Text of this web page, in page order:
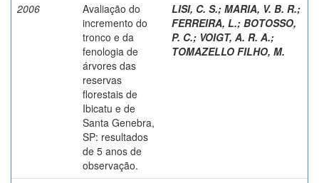
2006
Avaliação do
incremento do
tronco e da
fenologia de
árvores das
reservas
florestais de
Ibicatu e de
Santa Genebra,
SP: resultados
de 5 anos de
observação.
LISI, C. S.; MARIA, V. B. R.;
FERREIRA, L.; BOTOSSO,
P. C.; VOIGT, A. R. A.;
TOMAZELLO FILHO, M.